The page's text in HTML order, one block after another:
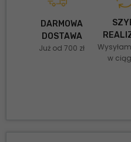
DARMOWA
DOSTAWA
Już od 700 zł
w